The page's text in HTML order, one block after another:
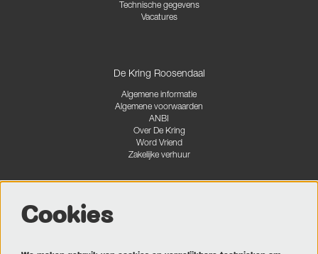
Technische gegevens
Vacatures
De Kring Roosendaal
Algemene informatie
Algemene voorwaarden
ANBI
Over De Kring
Word Vriend
Zakelijke verhuur
Cookies